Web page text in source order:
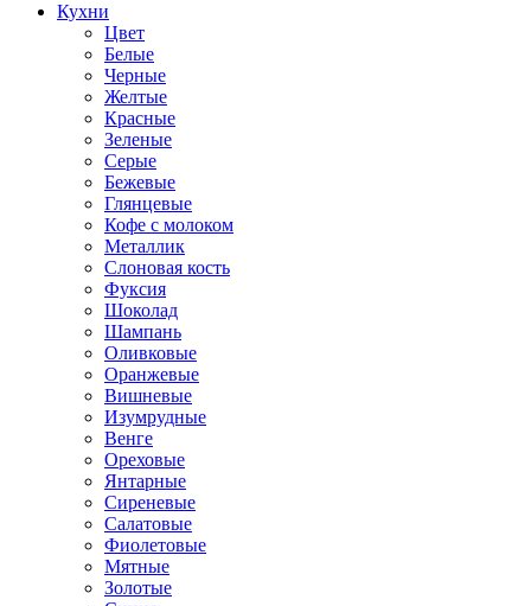
Кухни
Цвет
Белые
Черные
Желтые
Красные
Зеленые
Серые
Бежевые
Глянцевые
Кофе с молоком
Металлик
Слоновая кость
Фуксия
Шоколад
Шампань
Оливковые
Оранжевые
Вишневые
Изумрудные
Венге
Ореховые
Янтарные
Сиреневые
Салатовые
Фиолетовые
Мятные
Золотые